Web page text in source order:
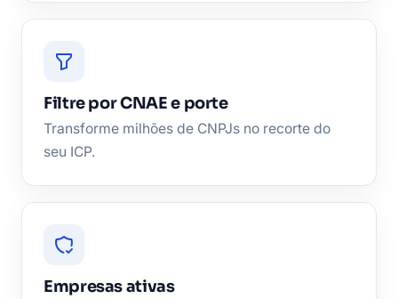
Filtre por CNAE e porte
Transforme milhões de CNPJs no recorte do
seu ICP.
Empresas ativas